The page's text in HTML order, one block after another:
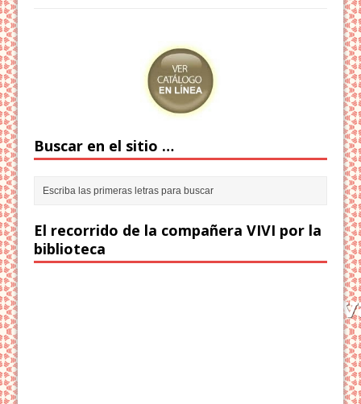
Buscar en el sitio …
El recorrido de la compañera VIVI por la
biblioteca